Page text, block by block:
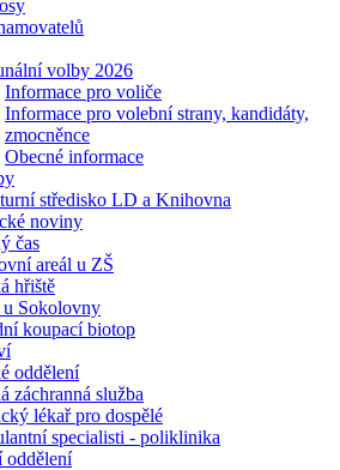
volby 2026
Informace pro voliče
Informace pro volební strany, kandidáty,
zmocněnce
Obecné informace
středisko LD a Knihovna
noviny
čas
areál u ZŠ
hřiště
u Sokolovny
koupací biotop
oddělení
záchranná služba
lékař pro dospělé
specialisti - poliklinika
oddělení